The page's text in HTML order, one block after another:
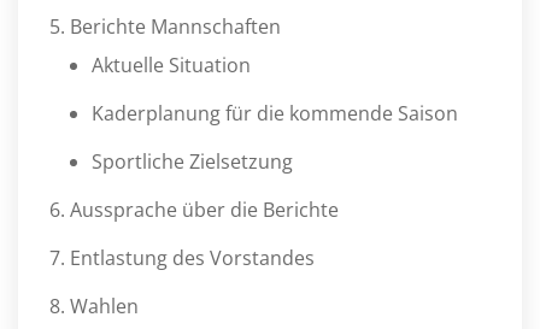
Berichte Mannschaften
Aktuelle Situation
Kaderplanung für die kommende Saison
Sportliche Zielsetzung
Aussprache über die Berichte
Entlastung des Vorstandes
Wahlen